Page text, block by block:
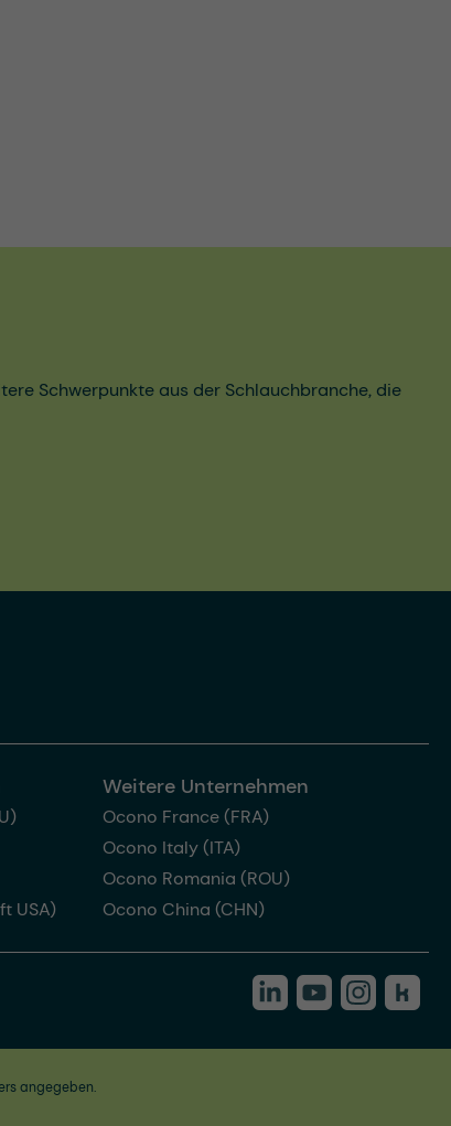
Schwerpunkte aus der Schlauchbranche, die
USA)
Weitere Unternehmen
Ocono France (FRA)
Ocono Italy (ITA)
Ocono Romania (ROU)
Ocono China (CHN)
angegeben.